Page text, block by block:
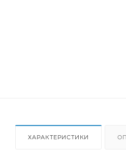
ХАРАКТЕРИСТИКИ